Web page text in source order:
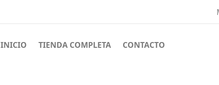
INICIO TIENDA COMPLETA CONTACTO